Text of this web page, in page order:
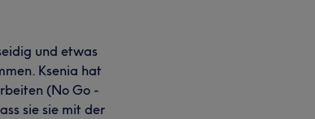
und etwas
Ksenia hat
(No Go -
sie sie mit der